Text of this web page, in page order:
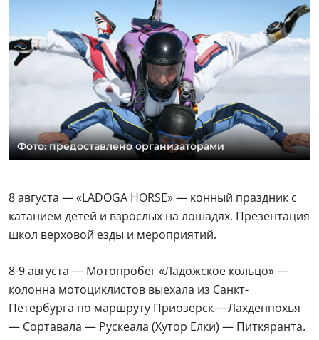
Фото: предоставлено организаторами
8 августа — «LADOGA HORSE» — конный праздник с
катанием детей и взрослых на лошадях. Презентация
школ верховой езды и мероприятий.
8-9 августа — Мотопробег «Ладожское кольцо» —
колонна мотоциклистов выехала из Санкт-
Петербурга по маршруту Приозерск —Лахденпохья
— Сортавала — Рускеала (Хутор Елки) — Питкяранта.